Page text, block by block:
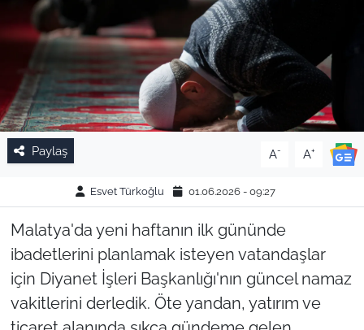
Paylaş A- A+
Esvet Türkoğlu 01.06.2026 - 09:27
Malatya'da yeni haftanın ilk gününde
ibadetlerini planlamak isteyen vatandaşlar
için Diyanet İşleri Başkanlığı'nın güncel namaz
vakitlerini derledik. Öte yandan, yatırım ve